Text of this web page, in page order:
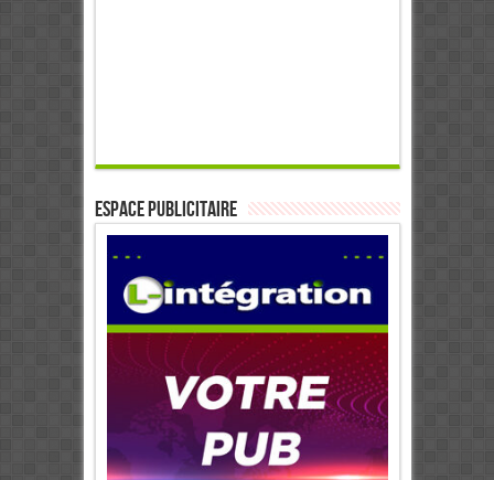
ESPACE PUBLICITAIRE